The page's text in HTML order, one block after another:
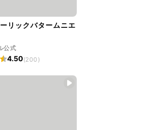
リックバタームニエ
公式
4.50(200)